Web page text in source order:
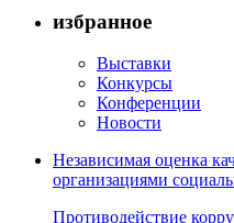
избранное
Выставки
Конкурсы
Конференции
Новости
Независимая оценка
организациями
Противодействие